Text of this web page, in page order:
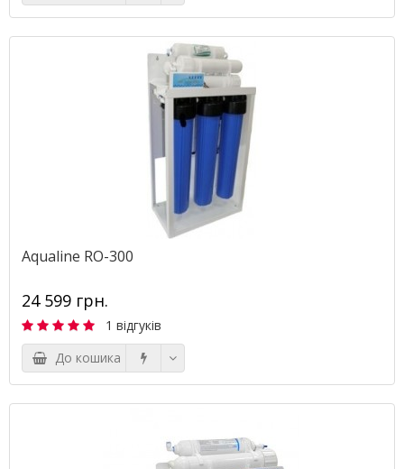
Aqualine RO-300
24 599 грн.
1 відгуків
До кошика